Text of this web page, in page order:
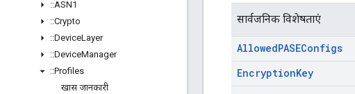
::ASN1
::Crypto
::DeviceLayer
::DeviceManager
::Profiles
खास जानकारी
सार्वजनिक विशेषताएं
AllowedPASEConfigs
EncryptionKey